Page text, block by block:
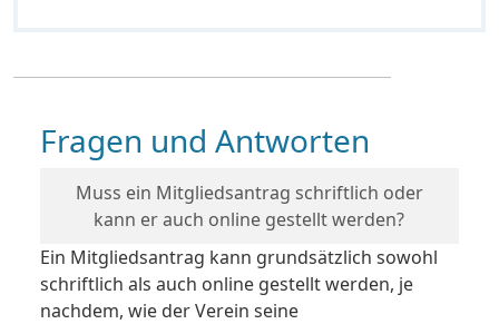
Fragen und Antworten
Muss ein Mitgliedsantrag schriftlich oder
kann er auch online gestellt werden?
Ein Mitgliedsantrag kann grundsätzlich sowohl
schriftlich als auch online gestellt werden, je
nachdem, wie der Verein seine